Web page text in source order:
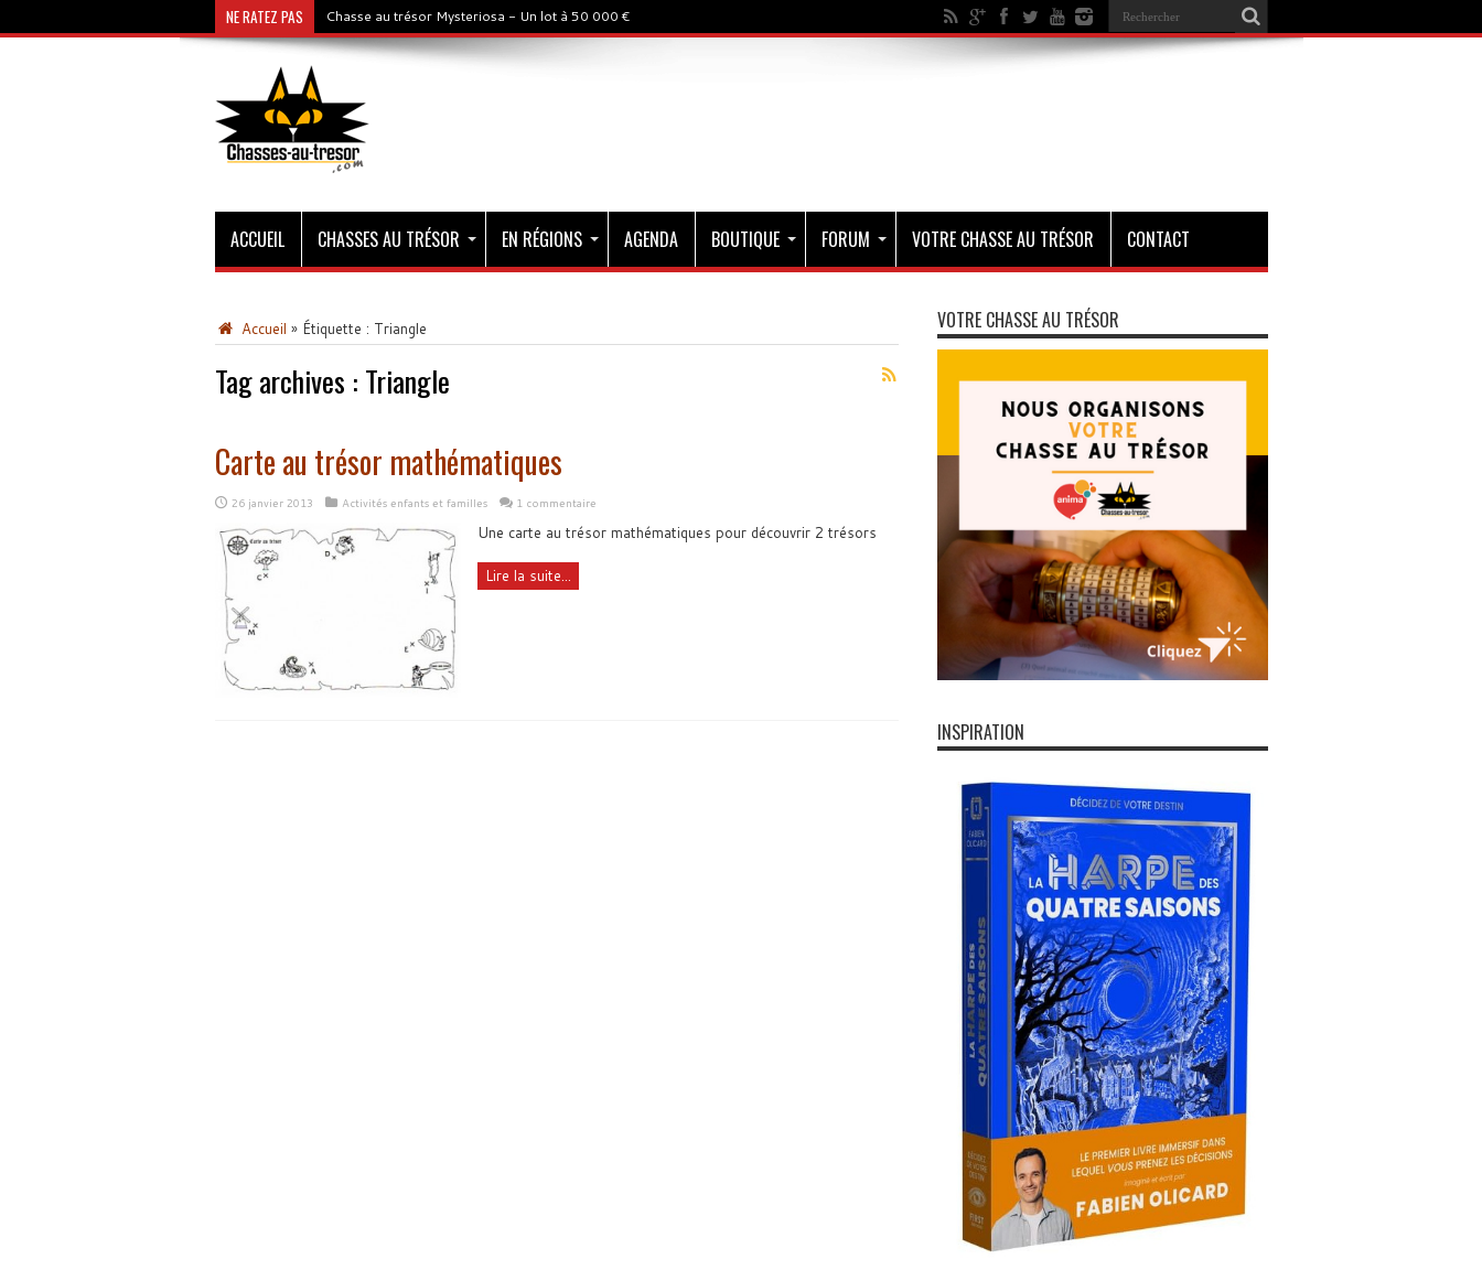
NE RATEZ PAS Chasse au trésor Mysteriosa - Un lot à 50 000 €
ACCUEIL CHASSES AU TRÉSOR EN RÉGIONS AGENDA BOUTIQUE FORUM VOTRE CHASSE AU TRÉSOR CONTACT
Accueil » Étiquette : Triangle
Tag archives : Triangle
Carte au trésor mathématiques
26 janvier 2013 Activités enfants et familles 1 commentaire
Une carte au trésor mathématiques pour découvrir 2 trésors
Lire la suite...
VOTRE CHASSE AU TRÉSOR
INSPIRATION